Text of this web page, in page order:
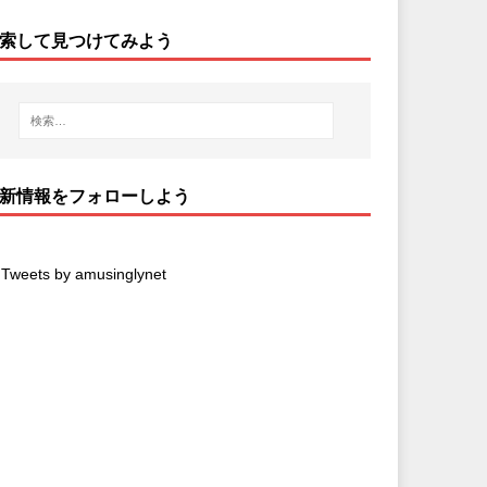
して見つけてみよう
情報をフォローしよう
Tweets by amusinglynet